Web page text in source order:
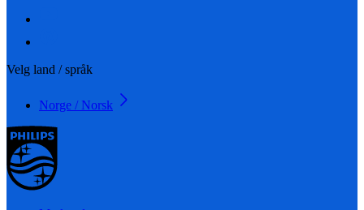
Velg land / språk
Norge / Norsk